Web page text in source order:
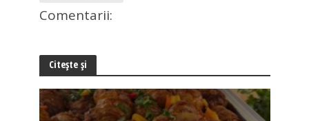
Comentarii:
Citește și